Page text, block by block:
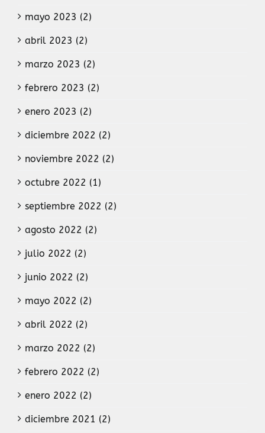
mayo 2023 (2)
abril 2023 (2)
marzo 2023 (2)
febrero 2023 (2)
enero 2023 (2)
diciembre 2022 (2)
noviembre 2022 (2)
octubre 2022 (1)
septiembre 2022 (2)
agosto 2022 (2)
julio 2022 (2)
junio 2022 (2)
mayo 2022 (2)
abril 2022 (2)
marzo 2022 (2)
febrero 2022 (2)
enero 2022 (2)
diciembre 2021 (2)